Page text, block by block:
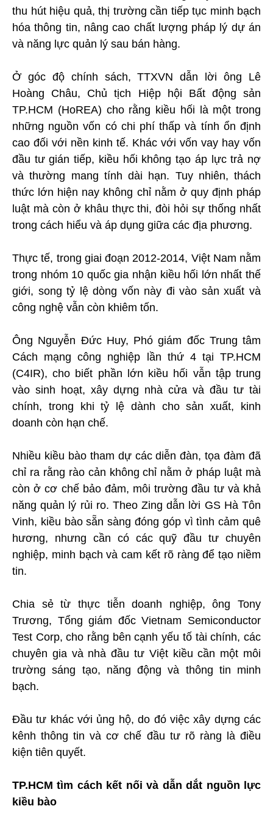
thu hút hiệu quả, thị trường cần tiếp tục minh bạch
hóa thông tin, nâng cao chất lượng pháp lý dự án
và năng lực quản lý sau bán hàng.
Ở góc độ chính sách, TTXVN dẫn lời ông Lê
Hoàng Châu, Chủ tịch Hiệp hội Bất động sản
TP.HCM (HoREA) cho rằng kiều hối là một trong
những nguồn vốn có chi phí thấp và tính ổn định
cao đối với nền kinh tế. Khác với vốn vay hay vốn
đầu tư gián tiếp, kiều hối không tạo áp lực trả nợ
và thường mang tính dài hạn. Tuy nhiên, thách
thức lớn hiện nay không chỉ nằm ở quy định pháp
luật mà còn ở khâu thực thi, đòi hỏi sự thống nhất
trong cách hiểu và áp dụng giữa các địa phương.
Thực tế, trong giai đoạn 2012-2014, Việt Nam nằm
trong nhóm 10 quốc gia nhận kiều hối lớn nhất thế
giới, song tỷ lệ dòng vốn này đi vào sản xuất và
công nghệ vẫn còn khiêm tốn.
Ông Nguyễn Đức Huy, Phó giám đốc Trung tâm
Cách mạng công nghiệp lần thứ 4 tại TP.HCM
(C4IR), cho biết phần lớn kiều hối vẫn tập trung
vào sinh hoạt, xây dựng nhà cửa và đầu tư tài
chính, trong khi tỷ lệ dành cho sản xuất, kinh
doanh còn hạn chế.
Nhiều kiều bào tham dự các diễn đàn, tọa đàm đã
chỉ ra rằng rào cản không chỉ nằm ở pháp luật mà
còn ở cơ chế bảo đảm, môi trường đầu tư và khả
năng quản lý rủi ro. Theo Zing dẫn lời GS Hà Tôn
Vinh, kiều bào sẵn sàng đóng góp vì tình cảm quê
hương, nhưng cần có các quỹ đầu tư chuyên
nghiệp, minh bạch và cam kết rõ ràng để tạo niềm
tin.
Chia sẻ từ thực tiễn doanh nghiệp, ông Tony
Trương, Tổng giám đốc Vietnam Semiconductor
Test Corp, cho rằng bên cạnh yếu tố tài chính, các
chuyên gia và nhà đầu tư Việt kiều cần một môi
trường sáng tạo, năng động và thông tin minh
bạch.
Đầu tư khác với ủng hộ, do đó việc xây dựng các
kênh thông tin và cơ chế đầu tư rõ ràng là điều
kiện tiên quyết.
TP.HCM tìm cách kết nối và dẫn dắt nguồn lực
kiều bào